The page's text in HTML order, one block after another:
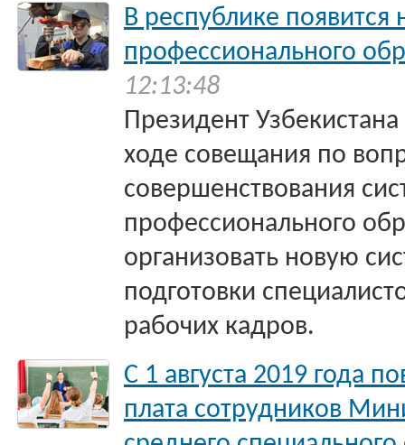
В республике
профессионального
12:13:48
Президент
ходе совещания по
совершенствования
профессионального
организовать новую
подготовки
рабочих кадров.
С 1 августа 2019 года
плата сотрудников